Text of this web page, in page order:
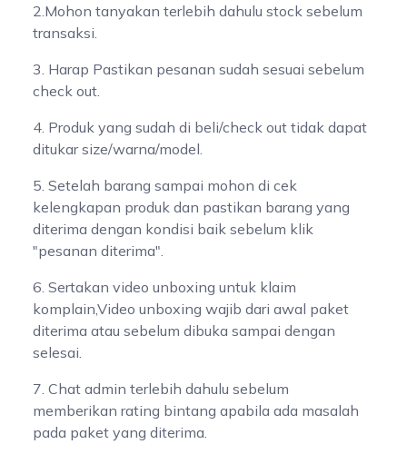
2.Mohon tanyakan terlebih dahulu stock sebelum
transaksi.
3. Harap Pastikan pesanan sudah sesuai sebelum
check out.
4. Produk yang sudah di beli/check out tidak dapat
ditukar size/warna/model.
5. Setelah barang sampai mohon di cek
kelengkapan produk dan pastikan barang yang
diterima dengan kondisi baik sebelum klik
"pesanan diterima".
6. Sertakan video unboxing untuk klaim
komplain,Video unboxing wajib dari awal paket
diterima atau sebelum dibuka sampai dengan
selesai.
7. Chat admin terlebih dahulu sebelum
memberikan rating bintang apabila ada masalah
pada paket yang diterima.